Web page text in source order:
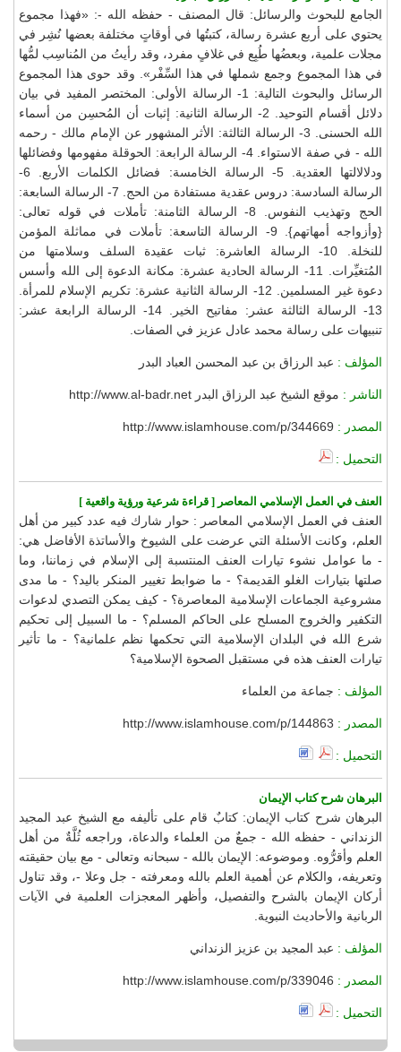
الجامع للبحوث والرسائل: قال المصنف - حفظه الله -: «فهذا مجموع
يحتوي على أربع عشرة رسالة، كتبتُها في أوقاتٍ مختلفة بعضها نُشِر في
مجلات علمية، وبعضُها طُبِع في غلافٍ مفرد، وقد رأيتُ من المُناسِب لمُّها
في هذا المجموع وجمع شملها في هذا السِّفْر». وقد حوى هذا المجموع
الرسائل والبحوث التالية: 1- الرسالة الأولى: المختصر المفيد في بيان
دلائل أقسام التوحيد. 2- الرسالة الثانية: إثبات أن المُحسِن من أسماء
الله الحسنى. 3- الرسالة الثالثة: الأثر المشهور عن الإمام مالك - رحمه
الله - في صفة الاستواء. 4- الرسالة الرابعة: الحوقلة مفهومها وفضائلها
ودلالالتها العقدية. 5- الرسالة الخامسة: فضائل الكلمات الأربع. 6-
الرسالة السادسة: دروس عقدية مستفادة من الحج. 7- الرسالة السابعة:
الحج وتهذيب النفوس. 8- الرسالة الثامنة: تأملات في قوله تعالى:
{وأزواجه أمهاتهم}. 9- الرسالة التاسعة: تأملات في مماثلة المؤمن
للنخلة. 10- الرسالة العاشرة: ثبات عقيدة السلف وسلامتها من
المُتغيِّرات. 11- الرسالة الحادية عشرة: مكانة الدعوة إلى الله وأسس
دعوة غير المسلمين. 12- الرسالة الثانية عشرة: تكريم الإسلام للمرأة.
13- الرسالة الثالثة عشر: مفاتيح الخير. 14- الرسالة الرابعة عشر:
تنبيهات على رسالة محمد عادل عزيز في الصفات.
المؤلف : عبد الرزاق بن عبد المحسن العباد البدر
الناشر : موقع الشيخ عبد الرزاق البدر http://www.al-badr.net
المصدر : http://www.islamhouse.com/p/344669
التحميل :
العنف في العمل الإسلامي المعاصر [ قراءة شرعية ورؤية واقعية ]
العنف في العمل الإسلامي المعاصر : حوار شارك فيه عدد كبير من أهل
العلم، وكانت الأسئلة التي عرضت على الشيوخ والأساتذة الأفاضل هي:
- ما عوامل نشوء تيارات العنف المنتسبة إلى الإسلام في زماننا، وما
صلتها بتيارات الغلو القديمة؟ - ما ضوابط تغيير المنكر باليد؟ - ما مدى
مشروعية الجماعات الإسلامية المعاصرة؟ - كيف يمكن التصدي لدعوات
التكفير والخروج المسلح على الحاكم المسلم؟ - ما السبيل إلى تحكيم
شرع الله في البلدان الإسلامية التي تحكمها نظم علمانية؟ - ما تأثير
تيارات العنف هذه في مستقبل الصحوة الإسلامية؟
المؤلف : جماعة من العلماء
المصدر : http://www.islamhouse.com/p/144863
التحميل :
البرهان شرح كتاب الإيمان
البرهان شرح كتاب الإيمان: كتابٌ قام على تأليفه مع الشيخ عبد المجيد
الزنداني - حفظه الله - جمعٌ من العلماء والدعاة، وراجعه ثُلَّةٌ من أهل
العلم وأقرُّوه. وموضوعه: الإيمان بالله - سبحانه وتعالى - مع بيان حقيقته
وتعريفه، والكلام عن أهمية العلم بالله ومعرفته - جل وعلا -، وقد تناول
أركان الإيمان بالشرح والتفصيل، وأظهر المعجزات العلمية في الآيات
الربانية والأحاديث النبوية.
المؤلف : عبد المجيد بن عزيز الزنداني
المصدر : http://www.islamhouse.com/p/339046
التحميل :